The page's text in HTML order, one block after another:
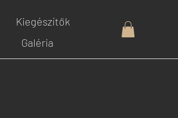
Kiegészítők
Galéria